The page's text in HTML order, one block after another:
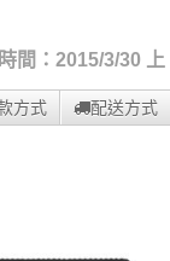
間：2015/3/30 上
方式 配送方式